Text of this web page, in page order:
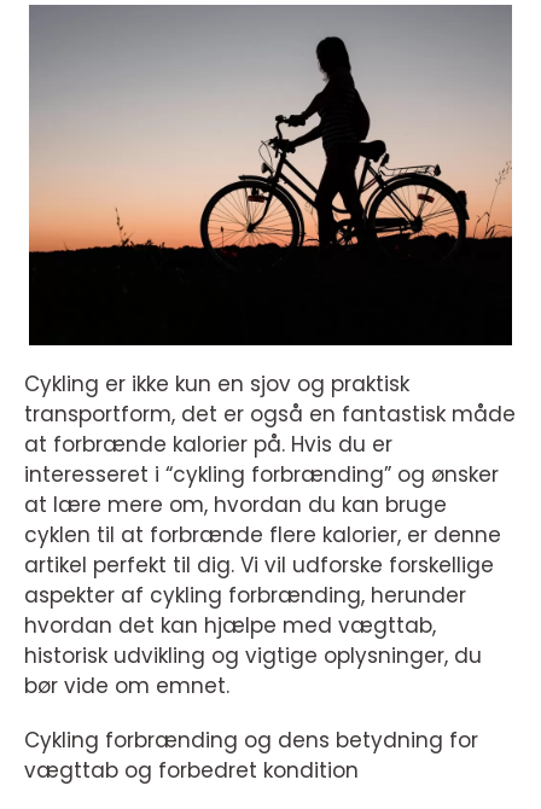
Cykling er ikke kun en sjov og praktisk
transportform, det er også en fantastisk måde
at forbrænde kalorier på. Hvis du er
interesseret i “cykling forbrænding” og ønsker
at lære mere om, hvordan du kan bruge
cyklen til at forbrænde flere kalorier, er denne
artikel perfekt til dig. Vi vil udforske forskellige
aspekter af cykling forbrænding, herunder
hvordan det kan hjælpe med vægttab,
historisk udvikling og vigtige oplysninger, du
bør vide om emnet.
Cykling forbrænding og dens betydning for
vægttab og forbedret kondition